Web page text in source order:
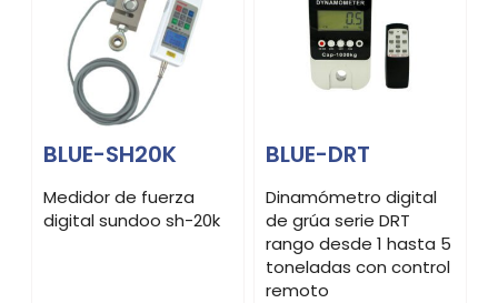
BLUE-SH20K
Medidor de fuerza
digital sundoo sh-20k
BLUE-DRT
Dinamómetro digital
de grúa serie DRT
rango desde 1 hasta 5
toneladas con control
remoto